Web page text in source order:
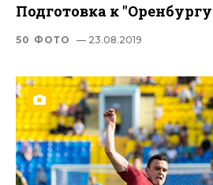
Подготовка к
50 ФОТО — 23.08.2019